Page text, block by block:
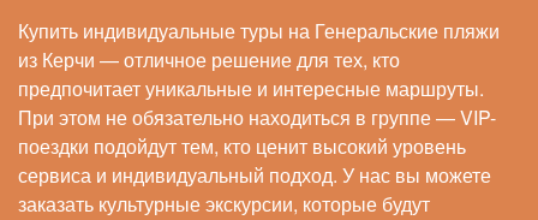
Купить индивидуальные туры на Генеральские пляжи
из Керчи — отличное решение для тех, кто
предпочитает уникальные и интересные маршруты.
При этом не обязательно находиться в группе — VIP-
поездки подойдут тем, кто ценит высокий уровень
сервиса и индивидуальный подход. У нас вы можете
заказать культурные экскурсии, которые будут